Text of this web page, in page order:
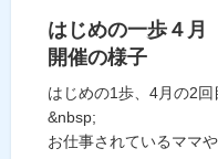
はじめの一歩４
開催の様子
はじめの1歩、4月の2回
&nbsp;
お仕事されているママ